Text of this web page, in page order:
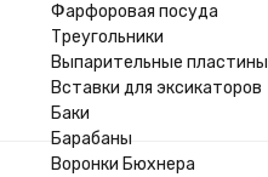
Фарфоровая посуда
Треугольники
Выпарительные пластины
Вставки для эксикаторов
Баки
Барабаны
Воронки Бюхнера